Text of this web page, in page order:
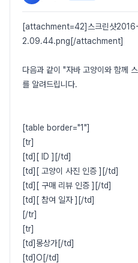
2.09.44.png[/attachment]
다음과 같이 "자바 고양이와 함께
를 알려드립니다.
[table border="1"]
[tr]
[td][ ID ][/td]
[td][ 고양이 사진 인증 ][/td]
[td][ 구매 리뷰 인증 ][/td]
[td][ 참여 일자 ][/td]
[/tr]
[tr]
[td]몽상가[/td]
[td]O[/td]